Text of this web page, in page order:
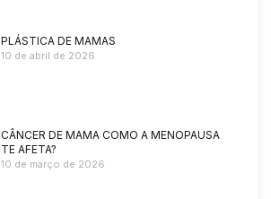
PLÁSTICA DE MAMAS
10 de abril de 2026
CÂNCER DE MAMA COMO A MENOPAUSA
TE AFETA?
10 de março de 2026